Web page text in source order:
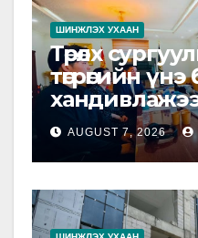
ШИНЖЛЭХ УХААН
Төрөлх
төгрөгийн
AUGUST 7, 2026